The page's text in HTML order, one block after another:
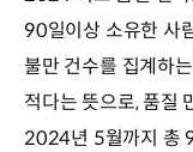
90일이상 소유한 사
불만 건수를 집계하
적다는 뜻으로, 품질
2024년 5월까지 총